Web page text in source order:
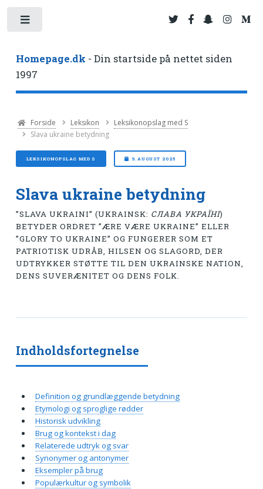
Homepage.dk - Din startside på nettet siden
1997
Forside Leksikon
Leksikonopslag med S
Slava ukraine betydning
LEKSIKONOPSLAG MED S 9. AUGUST 2025
Slava ukraine betydning
”SLAVA UKRAINI” (UKRAINSK: СЛАВА УКРАЇНІ)
BETYDER ORDRET ”ÆRE VÆRE UKRAINE” ELLER
”GLORY TO UKRAINE” OG FUNGERER SOM ET
PATRIOTISK UDRÅB, HILSEN OG SLAGORD, DER
UDTRYKKER STØTTE TIL DEN UKRAINSKE NATION,
DENS SUVERÆNITET OG DENS FOLK.
Indholdsfortegnelse
Definition og grundlæggende betydning
Etymologi og sproglige rødder
Historisk udvikling
Brug og kontekst i dag
Relaterede udtryk og svar
Synonymer og antonymer
Eksempler på brug
Populærkultur og symbolik